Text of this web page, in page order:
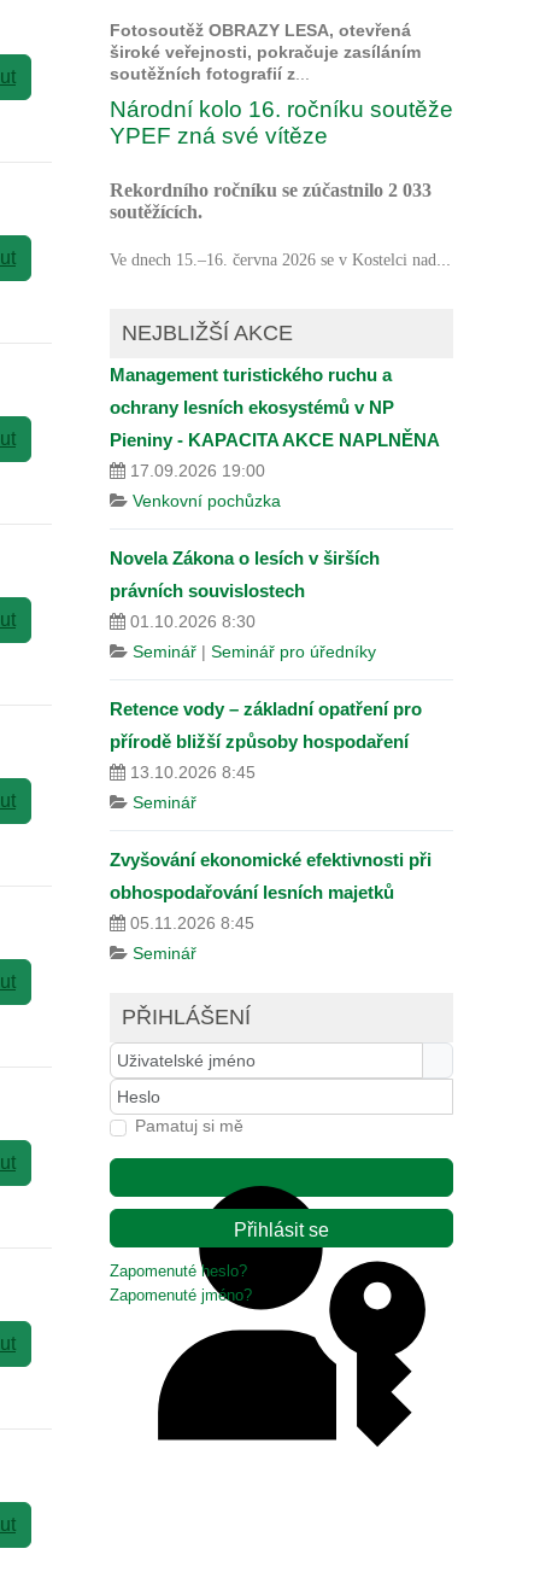
Fotosoutěž OBRAZY LESA, otevřená
široké veřejnosti, pokračuje zasíláním
soutěžních fotografií z
Národní kolo 16. ročníku soutěže
YPEF zná své vítěze
Rekordního ročníku se zúčastnilo 2 033
soutěžících.
Ve dnech 15.–16. června 2026 se v Kostelci nad
NEJBLIŽŠÍ AKCE
Management turistického ruchu a
ochrany lesních ekosystémů v NP
Pieniny - KAPACITA AKCE NAPLNĚNA
17.09.2026 19:00
Venkovní pochůzka
Novela Zákona o lesích v širších
právních souvislostech
01.10.2026 8:30
Seminář | Seminář pro úředníky
Retence vody – základní opatření pro
přírodě bližší způsoby hospodaření
13.10.2026 8:45
Seminář
Zvyšování ekonomické efektivnosti při
obhospodařování lesních majetků
05.11.2026 8:45
Seminář
PŘIHLÁŠENÍ
Uživatelské jméno
Heslo
Pamatuj si mě
Přihlásit se
Zapomenuté heslo?
Zapomenuté jméno?